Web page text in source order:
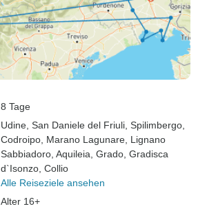
8 Tage
Udine , San Daniele del Friuli , Spilimbergo
Codroipo , Marano Lagunare , Lignano
Sabbiadoro , Aquileia , Grado , Gradisca
d`Isonzo , Collio
Alle Reiseziele ansehen
Alter 16+